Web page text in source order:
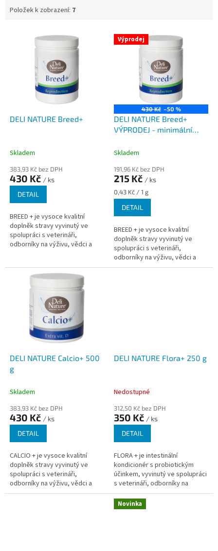
Položek k zobrazení: 7
DELI NATURE Breed+
Skladem
383,93 Kč bez DPH
430 Kč / ks
DETAIL
BREED + je vysoce kvalitní
doplněk stravy vyvinutý ve
spolupráci s veterináři,
odborníky na výživu, vědci a
aminokyselin,...
Výprodej
430 Kč –50 %
DELI NATURE Breed+
VÝPRODEJ - minimální
Skladem
191,96 Kč bez DPH
215 Kč / ks
Měrná
cena:
0,43 Kč / 1 g
DETAIL
BREED + je vysoce kvalitní
doplněk stravy vyvinutý ve
spolupráci s veterináři,
odborníky na výživu, vědci a
významnými chovateli. BREED +
DELI NATURE Calcio+ 500
g
Skladem
383,93 Kč bez DPH
430 Kč / ks
DETAIL
CALCIO + je vysoce kvalitní
doplněk stravy vyvinutý ve
spolupráci s veterináři,
odborníky na výživu, vědci a
významnými chovateli.
DELI NATURE Flora+ 250 g
Nedostupné
312,50 Kč bez DPH
350 Kč / ks
DETAIL
FLORA + je intestinální
kondicionér s probiotickým
účinkem, vyvinutý ve spolupráci
s veterináři, odborníky na
výživu, vědci a významnými
chovateli.
Novinka